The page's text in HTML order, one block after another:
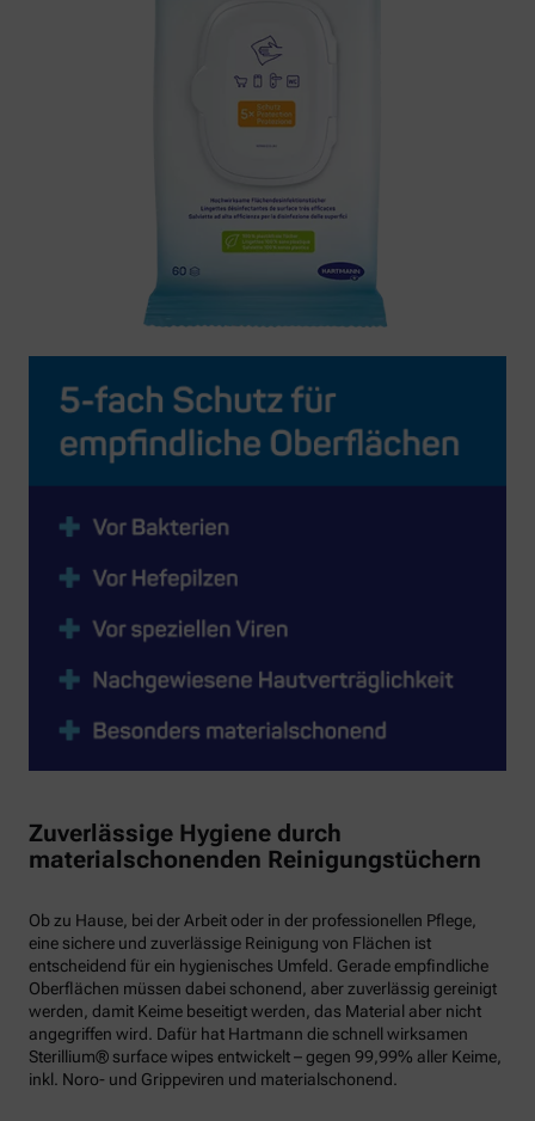
Zuverlässige Hygiene durch
materialschonenden Reinigungstüchern
Ob zu Hause, bei der Arbeit oder in der professionellen Pflege,
eine sichere und zuverlässige Reinigung von Flächen ist
entscheidend für ein hygienisches Umfeld. Gerade empfindliche
Oberflächen müssen dabei schonend, aber zuverlässig gereinigt
werden, damit Keime beseitigt werden, das Material aber nicht
angegriffen wird. Dafür hat Hartmann die schnell wirksamen
Sterillium® surface wipes entwickelt – gegen 99,99% aller Keime,
inkl. Noro- und Grippeviren und materialschonend.